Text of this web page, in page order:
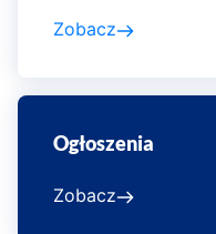
Zobacz
Ogłoszenia
Zobacz